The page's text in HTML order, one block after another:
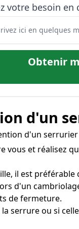
votre besoin en
Obtenir
d'un
d'un
vous et réalisez
il est
d'un
de fermeture.
serrure ou si